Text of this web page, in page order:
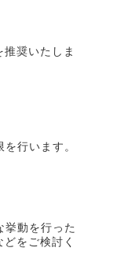
奨いたしま
行います。
動を行った
をご検討く